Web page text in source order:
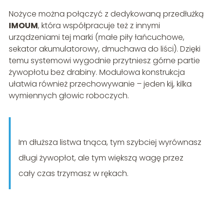
Nożyce można połączyć z dedykowaną przedłużką
IMOUM, która współpracuje też z innymi
urządzeniami tej marki (małe piły łańcuchowe,
sekator akumulatorowy, dmuchawa do liści). Dzięki
temu systemowi wygodnie przytniesz górne partie
żywopłotu bez drabiny. Modułowa konstrukcja
ułatwia również przechowywanie – jeden kij, kilka
wymiennych głowic roboczych.
Im dłuższa listwa tnąca, tym szybciej wyrównasz
długi żywopłot, ale tym większą wagę przez
cały czas trzymasz w rękach.